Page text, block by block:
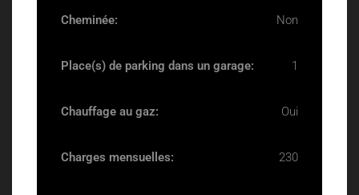
Cheminée: Non
Place(s) de parking dans un garage: 1
Chauffage au gaz: Oui
Charges mensuelles: 230